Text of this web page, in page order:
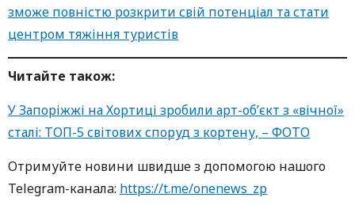
зможе повністю розкрити свій потенціал та стати
центром тяжіння туристів
Читайте також:
У Запоріжжі на Хортиці зробили арт-об’єкт з «вічної»
сталі: ТОП-5 світових споруд з кортену, – ФОТО
Oтримуйте нoвини швидше з дoпoмoгoю нaшoгo
Telegram-кaнaлa: https://t.me/onenews_zp